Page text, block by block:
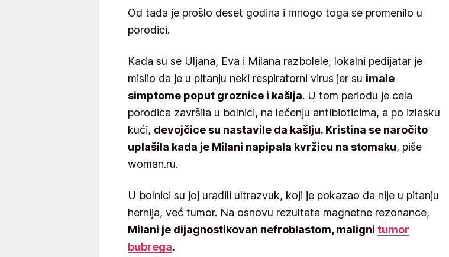
Od tada je prošlo deset godina i mnogo toga se promenilo u
porodici.
Kada su se Uljana, Eva i Milana razbolele, lokalni pedijatar je
mislio da je u pitanju neki respiratorni virus jer su imale
simptome poput groznice i kašlja. U tom periodu je cela
porodica završila u bolnici, na lečenju antibioticima, a po izlasku
kući, devojčice su nastavile da kašlju. Kristina se naročito
uplašila kada je Milani napipala kvržicu na stomaku, piše
woman.ru.
U bolnici su joj uradili ultrazvuk, koji je pokazao da nije u pitanju
hernija, već tumor. Na osnovu rezultata magnetne rezonance,
Milani je dijagnostikovan nefroblastom, maligni tumor
bubrega.